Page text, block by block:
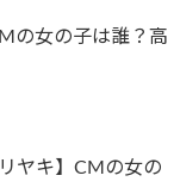
の女の子は誰？高
ヤキ】CMの女の